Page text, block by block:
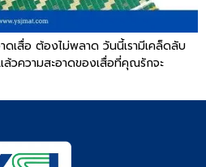
ดเสื่อ ต้องไม่พลาด วันนี้เรามีเคล็ดลับ
วความสะอาดของเสื่อที่คุณรักจะ